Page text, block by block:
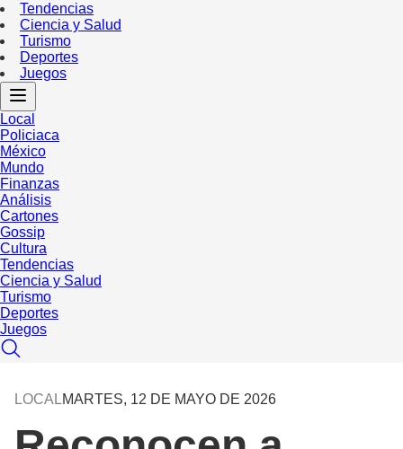
Tendencias
Ciencia y Salud
Turismo
Deportes
Juegos
Local
Policiaca
México
Mundo
Finanzas
Análisis
Cartones
Gossip
Cultura
Tendencias
Ciencia y Salud
Turismo
Deportes
Juegos
LOCALMARTES, 12 DE MAYO DE 2026